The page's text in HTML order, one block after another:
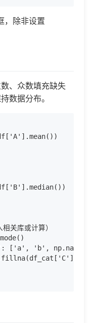
，除非设置
、众数填充缺失
数据分布。
关库或计算）
['a', 'b', np.nan,